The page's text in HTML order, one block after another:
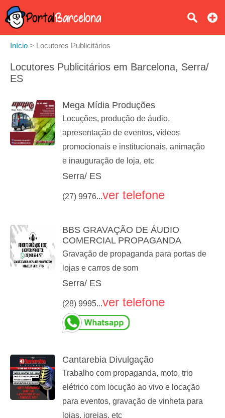
Início > Locutores Publicitários
Locutores Publicitários em Barcelona, Serra/
ES
Mega Mídia Produções
Locuções, produção de áudio,
apresentação de eventos, vídeos
promocionais e institucionais, animação
e inauguração de loja, etc
Serra/ ES
(27) 9976...ver telefone
BBS GRAVAÇÃO DE ÁUDIO
COMERCIAL PROPAGANDA
Gravação de propaganda para portas de
lojas e carros de som
Serra/ ES
(28) 9995...ver telefone
Cantarebia Divulgação
Trabalho com propaganda, moto, trio
elétrico com locução ao vivo e locação
para eventos, gravação de vinheta para
lojas, igrejas, etc